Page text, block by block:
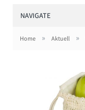
NAVIGATE
Home » Aktuell »